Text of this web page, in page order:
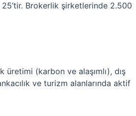
25’tir. Brokerlik şirketlerinde 2.500
üretimi (karbon ve alaşımlı), dış
ve turizm alanlarında aktif